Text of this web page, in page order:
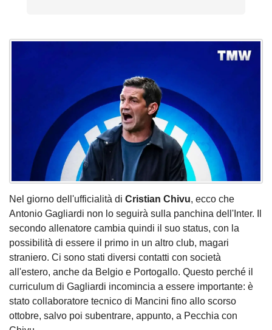
Nel giorno dell'ufficialità di Cristian Chivu, ecco che
Antonio Gagliardi non lo seguirà sulla panchina dell'Inter. Il
secondo allenatore cambia quindi il suo status, con la
possibilità di essere il primo in un altro club, magari
straniero. Ci sono stati diversi contatti con società
all'estero, anche da Belgio e Portogallo. Questo perché il
curriculum di Gagliardi incomincia a essere importante: è
stato collaboratore tecnico di Mancini fino allo scorso
ottobre, salvo poi subentrare, appunto, a Pecchia con